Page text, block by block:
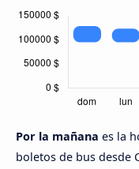
Por la mañana es la
boletos de bus desde